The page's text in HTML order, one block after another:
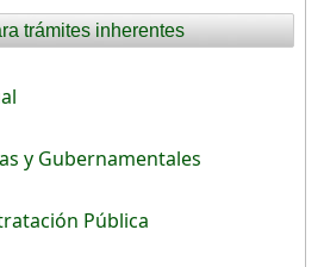
trámites inherentes
y Gubernamentales
Pública